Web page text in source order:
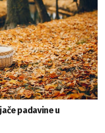
padavine u